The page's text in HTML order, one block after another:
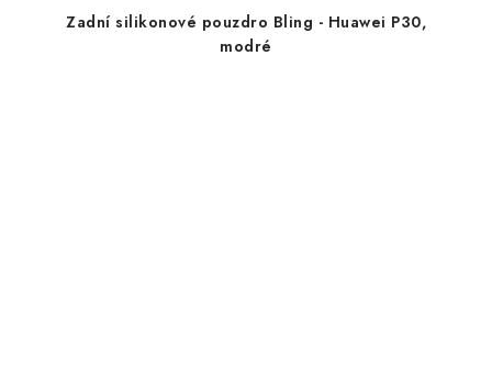
Zadní silikonové pouzdro Bling - Huawei P30,
modré